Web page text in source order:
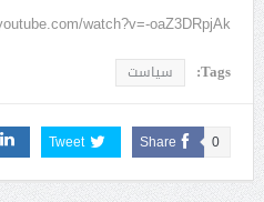
watch?v=-oaZ3DRpjAk
Tags: سیاست
Share 0
Tweet